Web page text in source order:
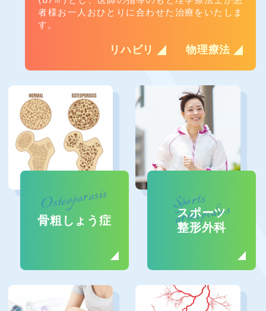
者様お一人おひとりに合わせた治療をいたしま
す。
リハビリ 物理療法
Osteoporosis
骨粗しょう症
Sports
orthopedics
スポーツ
整形外科